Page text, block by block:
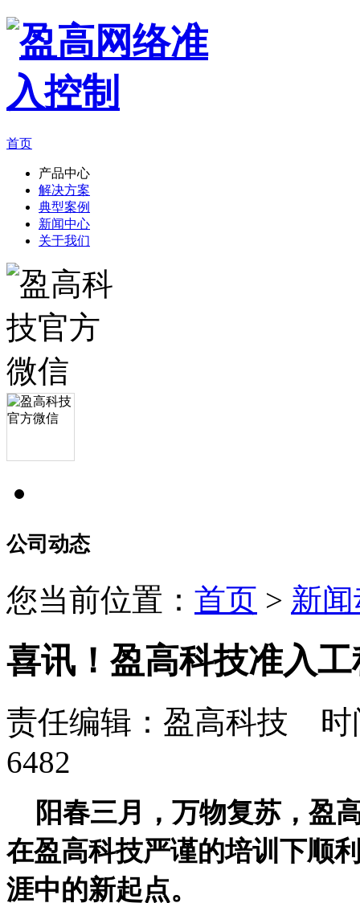
首页
产品中心
解决方案
典型案例
新闻中心
关于我们
公司动态
您当前位置： 首页 > 新
喜讯！盈高科技准入
责任编辑：盈高科技 时
6482
阳春三月，万物复苏，盈
在盈高科技严谨的培训下顺
涯中的新起点。